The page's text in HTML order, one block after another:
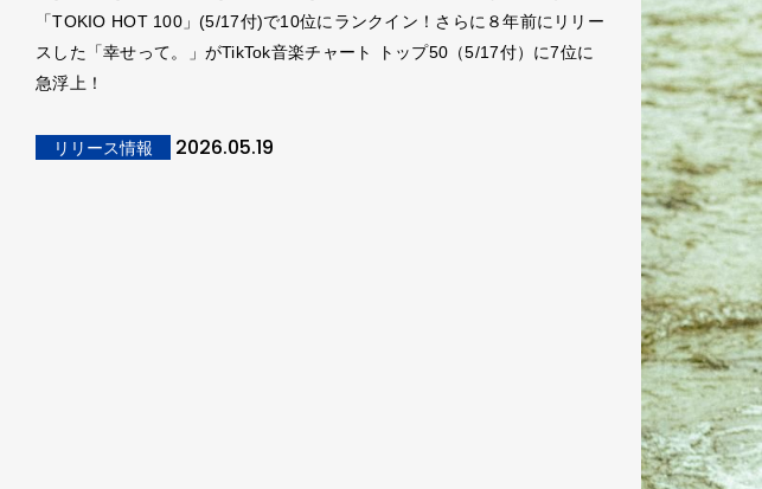
「TOKIO HOT 100」(5/17付)で10位にランクイン！さらに８年前にリリー
スした「幸せって。」がTikTok音楽チャート トップ50（5/17付）に7位に
急浮上！
リリース情報 2026.05.19